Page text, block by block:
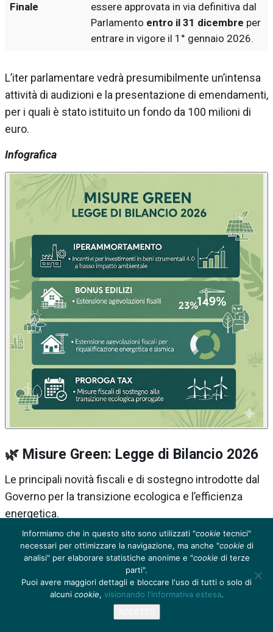
Finale
essere approvata in via definitiva dal
Parlamento entro il 31 dicembre per
entrare in vigore il 1° gennaio 2026.
L’iter parlamentare vedrà presumibilmente un’intensa
attività di audizioni e la presentazione di emendamenti,
per i quali è stato istituito un fondo da 100 milioni di
euro.
Infografica
🌿 Misure Green: Legge di Bilancio 2026
Le principali novità fiscali e di sostegno introdotte dal
Governo per la transizione ecologica e l’efficienza
energetica.
1. 💰 Super/Iper ammortamento potenziato
(Imprese)
La Manovra reintroduce e potenzia l’ammortamento
maggiorato, in particolare per gli investimenti legati al
Informiamo che in questo sito sono utilizzati "cookie tecnici"
necessari per ottimizzare la navigazione, ma anche "cookie di
analisi" per elaborare statistiche anonime e "cookie di terze
parti".
Puoi avere maggiori dettagli e bloccare l'uso di tutti o solo di
alcuni cookie, visionando l'informativa estesa.